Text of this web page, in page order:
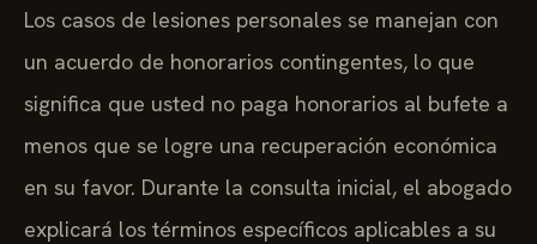
Los casos de lesiones personales se manejan con
un acuerdo de honorarios contingentes, lo que
significa que usted no paga honorarios al bufete a
menos que se logre una recuperación económica
en su favor. Durante la consulta inicial, el abogado
explicará los términos específicos aplicables a su